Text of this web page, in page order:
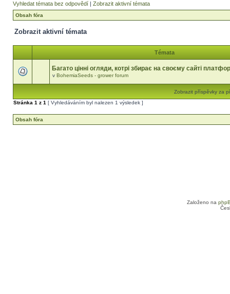
Vyhledat témata bez odpovědí | Zobrazit aktivní témata
Obsah fóra
Zobrazit aktivní témata
Témata
Багато цінні огляди, котрі збирає на своєму сайті
v BohemiaSeeds - grower forum
Zobrazit příspěvky za
Stránka 1 z 1 [ Vyhledáváním byl nalezen 1 výsledek ]
Obsah fóra
Založeno na